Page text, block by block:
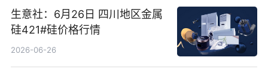
生意社：6月26日 四川地区金属
硅421#硅价格行情
2026-06-26